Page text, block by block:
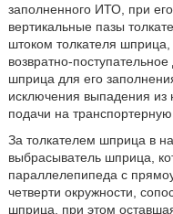
заполненного ИТО, при
вертикальные пазы
штоком толкателя шприца,
возвратно-
шприца для его
исключения выпадения из
подачи на транспортерную
За толкателем шприца в
выбрасыватель шприца,
параллелепипеда с
четверти окружности,
шприца, при этом